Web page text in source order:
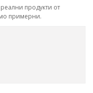
продукти от
примерни.